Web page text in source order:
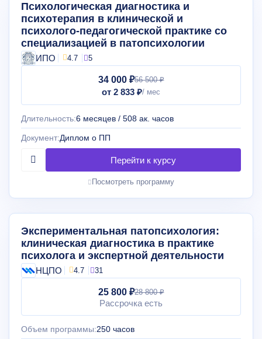
Психологическая диагностика и
психотерапия в клинической и
психолого-педагогической практике со
специализацией в патопсихологии
ИПО 4.7 5
34 000 ₽56 500 ₽
от 2 833 ₽
Длительность:6 месяцев / 508 ак. часов
Документ:Диплом о ПП
Посмотреть программу
Экспериментальная патопсихология:
клиническая диагностика в практике
психолога и экспертной деятельности
НЦПО 4.7 31
25 800 ₽28 800 ₽
Рассрочка есть
Объем программы:250 часов